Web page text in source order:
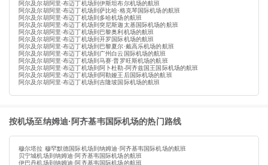
阿尔及尔胡阿里·布迈丁机场到伊斯坦布尔机场的航班
阿尔及尔胡阿里·布迈丁机场到萨比哈·格克琴国际机场的航班
阿尔及尔胡阿里·布迈丁机场到多哈机场的航班
阿尔及尔胡阿里·布迈丁机场到突尼斯迦太基国际机场的航班
阿尔及尔胡阿里·布迈丁机场到巴黎奥利机场的航班
阿尔及尔胡阿里·布迈丁机场到开罗国际机场的航班
阿尔及尔胡阿里·布迈丁机场到巴黎夏尔·戴高乐机场的航班
阿尔及尔胡阿里·布迈丁机场到广州白云国际机场的航班
阿尔及尔胡阿里·布迈丁机场到马赛·普罗旺斯机场的航班
阿尔及尔胡阿里·布迈丁机场到阿卜杜勒-阿齐兹国王国际机场的航班
阿尔及尔胡阿里·布迈丁机场到阿勒娅王后国际机场的航班
阿尔及尔胡阿里·布迈丁机场到吉隆坡国际机场的航班
按机场至纳姆迪·阿齐基韦国际机场的热门路线
穆尔塔拉 穆罕默德国际机场到纳姆迪·阿齐基韦国际机场的航班
贝宁城机场到纳姆迪·阿齐基韦国际机场的航班
伊巴丹机场到纳姆迪·阿齐基韦国际机场的航班